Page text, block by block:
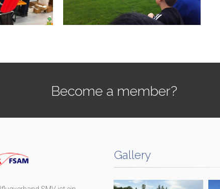
Become a member?
Gallery